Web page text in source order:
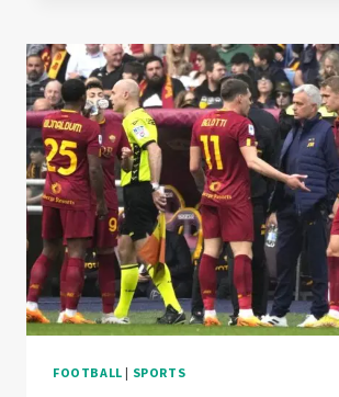
FESSÉE
À
EMPOLI
FOOTBALL | SPORTS